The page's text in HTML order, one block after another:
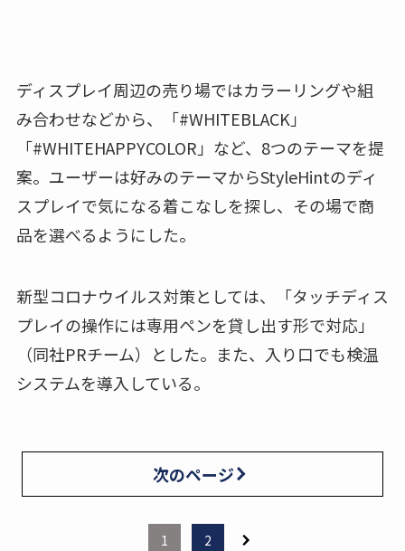
ディスプレイ周辺の売り場ではカラーリングや組
み合わせなどから、「#WHITEBLACK」
「#WHITEHAPPYCOLOR」など、8つのテーマを提
案。ユーザーは好みのテーマからStyleHintのディ
スプレイで気になる着こなしを探し、その場で商
品を選べるようにした。
新型コロナウイルス対策としては、「タッチディス
プレイの操作には専用ペンを貸し出す形で対応」
（同社PRチーム）とした。また、入り口でも検温
システムを導入している。
次のページ
1 2